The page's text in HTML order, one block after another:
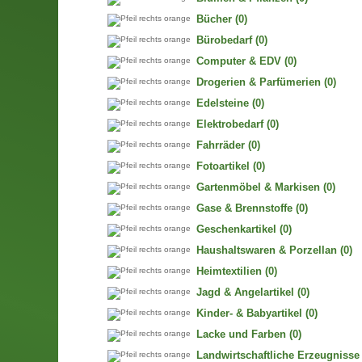
Bücher (0)
Bürobedarf (0)
Computer & EDV (0)
Drogerien & Parfümerien (0)
Edelsteine (0)
Elektrobedarf (0)
Fahrräder (0)
Fotoartikel (0)
Gartenmöbel & Markisen (0)
Gase & Brennstoffe (0)
Geschenkartikel (0)
Haushaltswaren & Porzellan (0)
Heimtextilien (0)
Jagd & Angelartikel (0)
Kinder- & Babyartikel (0)
Lacke und Farben (0)
Landwirtschaftliche Erzeugnisse